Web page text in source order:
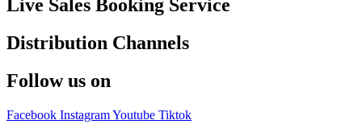
Live Sales Booking Service
Distribution Channels
Follow us on
Facebook InstagramYoutube Tiktok